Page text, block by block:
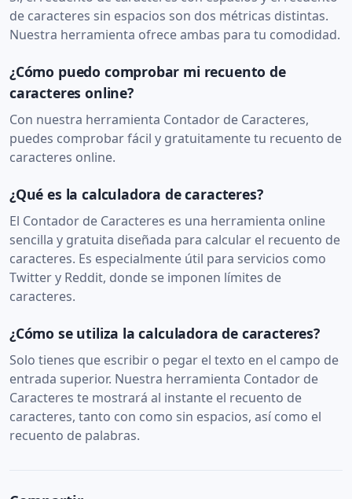
de caracteres sin espacios son dos métricas distintas.
Nuestra herramienta ofrece ambas para tu comodidad.
¿Cómo puedo comprobar mi recuento de
caracteres online?
Con nuestra herramienta Contador de Caracteres,
puedes comprobar fácil y gratuitamente tu recuento de
caracteres online.
¿Qué es la calculadora de caracteres?
El Contador de Caracteres es una herramienta online
sencilla y gratuita diseñada para calcular el recuento de
caracteres. Es especialmente útil para servicios como
Twitter y Reddit, donde se imponen límites de
caracteres.
¿Cómo se utiliza la calculadora de caracteres?
Solo tienes que escribir o pegar el texto en el campo de
entrada superior. Nuestra herramienta Contador de
Caracteres te mostrará al instante el recuento de
caracteres, tanto con como sin espacios, así como el
recuento de palabras.